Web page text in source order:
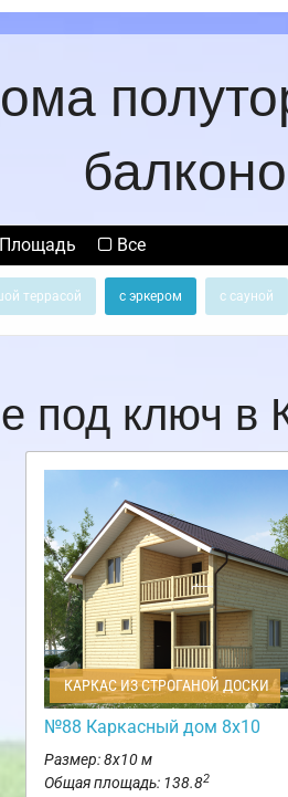
Площадь Все
террасой с эркером с сауной
под ключ
КАРКАС ИЗ СТРОГАНОЙ ДОСКИ
№88 Каркасный дом 8х10
Размер: 8х10 м
Общая площадь: 138.82